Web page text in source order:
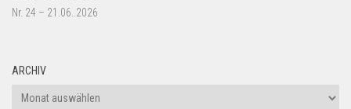
Nr. 24 – 21.06..2026
ARCHIV
Archiv